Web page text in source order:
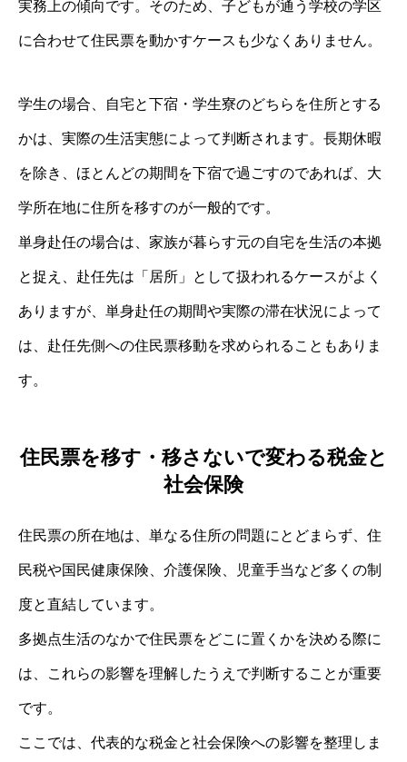
実務上の傾向です。そのため、子どもが通う学校の学区
に合わせて住民票を動かすケースも少なくありません。
学生の場合、自宅と下宿・学生寮のどちらを住所とする
かは、実際の生活実態によって判断されます。長期休暇
を除き、ほとんどの期間を下宿で過ごすのであれば、大
学所在地に住所を移すのが一般的です。
単身赴任の場合は、家族が暮らす元の自宅を生活の本拠
と捉え、赴任先は「居所」として扱われるケースがよく
ありますが、単身赴任の期間や実際の滞在状況によって
は、赴任先側への住民票移動を求められることもありま
す。
住民票を移す・移さないで変わる税金と
社会保険
住民票の所在地は、単なる住所の問題にとどまらず、住
民税や国民健康保険、介護保険、児童手当など多くの制
度と直結しています。
多拠点生活のなかで住民票をどこに置くかを決める際に
は、これらの影響を理解したうえで判断することが重要
です。
ここでは、代表的な税金と社会保険への影響を整理しま